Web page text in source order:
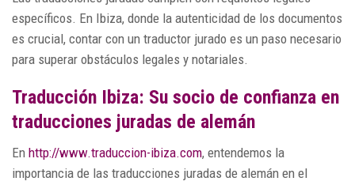
específicos. En Ibiza, donde la autenticidad de los documentos
es crucial, contar con un traductor jurado es un paso necesario
para superar obstáculos legales y notariales.
Traducción Ibiza: Su socio de confianza en
traducciones juradas de alemán
En http://www.traduccion-ibiza.com, entendemos la
importancia de las traducciones juradas de alemán en el